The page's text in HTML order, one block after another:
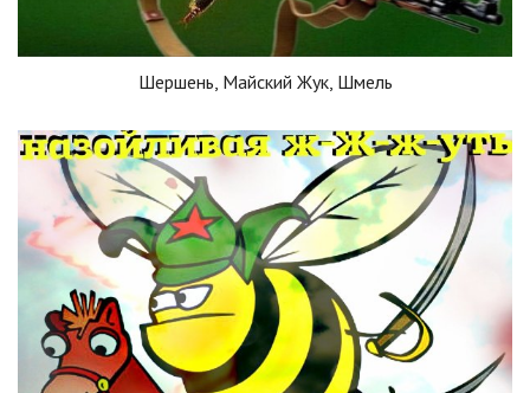
Шершень, Майский Жук, Шмель